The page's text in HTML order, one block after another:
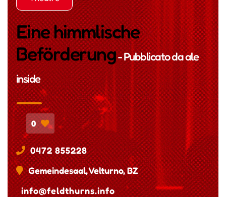
Eine himmlische
Beförderung- Pubblicato daale
inside
0
0472 855228
Gemeindesaal, Velturno, BZ
info@feldthurns.info